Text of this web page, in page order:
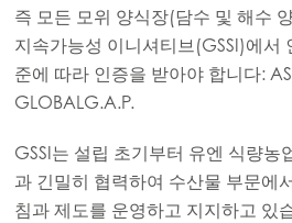
즉 모든 모위 양식장(담수 및 해수
지속가능성 이니셔티브(GSSI)에서
준에 따라 인증을 받아야 합니다:
GLOBALG.A.P.
GSSI는 설립 초기부터 유엔 식량
과 긴밀히 협력하여 수산물 부문에
침과 제도를 운영하고 지지하고 있